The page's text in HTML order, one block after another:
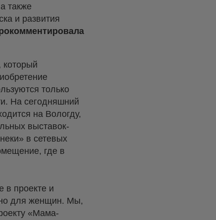
также
и развития
который
только
На сегодняшний
на Вологду,
выставок-
в сетевых
где в
в проекте и
для женщин. Мы,
«Мама-